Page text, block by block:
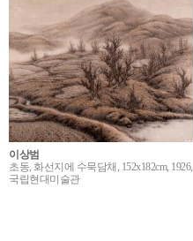
이상범
초동, 화선지에 수묵담채, 152x182cm, 1926,
국립현대미술관